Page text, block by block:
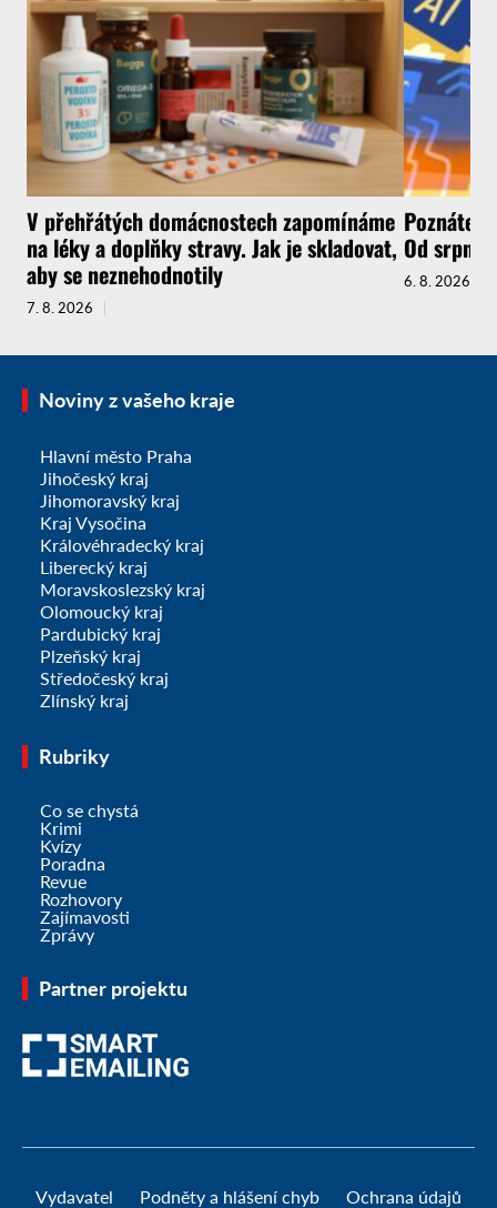
V přehřátých domácnostech zapomínáme
na léky a doplňky stravy. Jak je skladovat,
aby se neznehodnotily
7. 8. 2026
Poznáte,
Od srpna
6. 8. 2026
Noviny z vašeho kraje
Hlavní město Praha
Jihočeský kraj
Jihomoravský kraj
Kraj Vysočina
Královéhradecký kraj
Liberecký kraj
Moravskoslezský kraj
Olomoucký kraj
Pardubický kraj
Plzeňský kraj
Středočeský kraj
Zlínský kraj
Rubriky
Co se chystá
Krimi
Kvízy
Poradna
Revue
Rozhovory
Zajímavosti
Zprávy
Partner projektu
Vydavatel Podněty a hlášení chyb Ochrana údajů